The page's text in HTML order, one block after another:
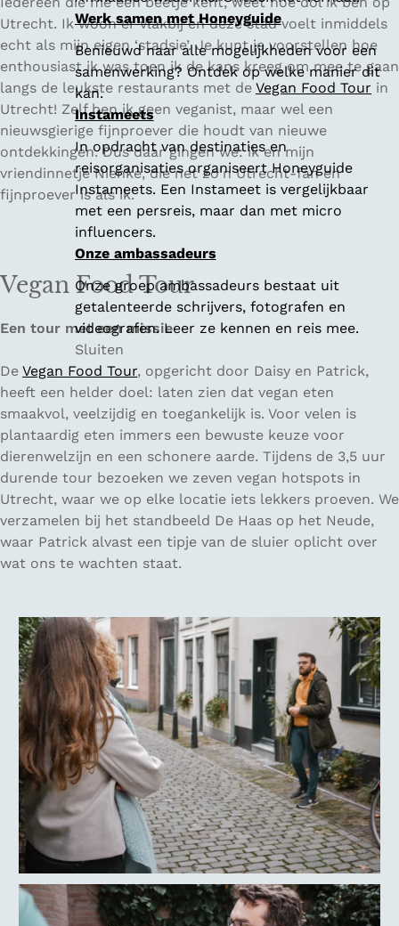
Werk samen met Honeyguide
Benieuwd naar alle mogelijkheden voor een
samenwerking? Ontdek op welke manier dit
kan.
Instameets
In opdracht van destinaties en
reisorganisaties organiseert Honeyguide
Instameets. Een Instameet is vergelijkbaar
met een persreis, maar dan met micro
influencers.
Onze ambassadeurs
Onze groep ambassadeurs bestaat uit
getalenteerde schrijvers, fotografen en
videografen. Leer ze kennen en reis mee.
Sluiten
Utrecht. Ik woon er vlakbij en deze stad voelt inmiddels
echt als mijn eigen ‘stadsie’. Je kunt je voorstellen hoe
enthousiast ik was toen ik de kans kreeg om mee te gaan
langs de leukste restaurants met de Vegan Food Tour in
Utrecht! Zelf ben ik geen veganist, maar wel een
nieuwsgierige fijnproever die houdt van nieuwe
ontdekkingen. Dus daar gingen we: ik en mijn
vriendinnetje Nienke, die net zo'n Utrecht-fan en
fijnproever is als ik.
Vegan Food Tour
Een tour met een missie
De Vegan Food Tour, opgericht door Daisy en Patrick,
heeft een helder doel: laten zien dat vegan eten
smaakvol, veelzijdig en toegankelijk is. Voor velen is
plantaardig eten immers een bewuste keuze voor
dierenwelzijn en een schonere aarde. Tijdens de 3,5 uur
durende tour bezoeken we zeven vegan hotspots in
Utrecht, waar we op elke locatie iets lekkers proeven. We
verzamelen bij het standbeeld De Haas op het Neude,
waar Patrick alvast een tipje van de sluier oplicht over
wat ons te wachten staat.